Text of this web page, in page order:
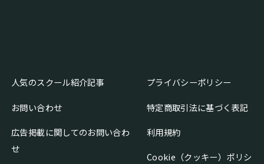
人気のスクール紹介記事
お問い合わせ
広告掲載に関してのお問い合わ
せ
プライバシーポリシー
特定商取引法に基づく表記
利用規約
Cookie（クッキー）ポリシ